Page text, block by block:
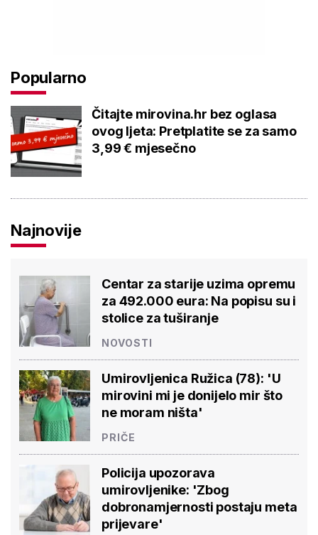
Popularno
Čitajte mirovina.hr bez oglasa
ovog ljeta: Pretplatite se za samo
3,99 € mjesečno
Najnovije
Centar za starije uzima opremu
za 492.000 eura: Na popisu su i
stolice za tuširanje
NOVOSTI
Umirovljenica Ružica (78): 'U
mirovini mi je donijelo mir što
ne moram ništa'
PRIČE
Policija upozorava
umirovljenike: 'Zbog
dobronamjernosti postaju meta
prijevare'